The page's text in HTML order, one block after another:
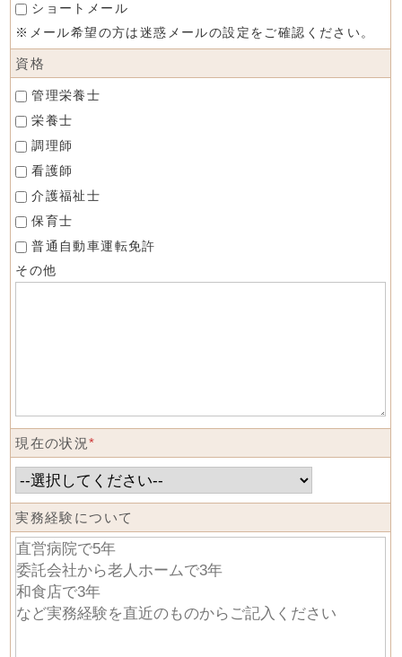
ショートメール
※メール希望の方は迷惑メールの設定をご確認ください。
資格
管理栄養士
栄養士
調理師
看護師
介護福祉士
保育士
普通自動車運転免許
その他
現在の状況*
実務経験について